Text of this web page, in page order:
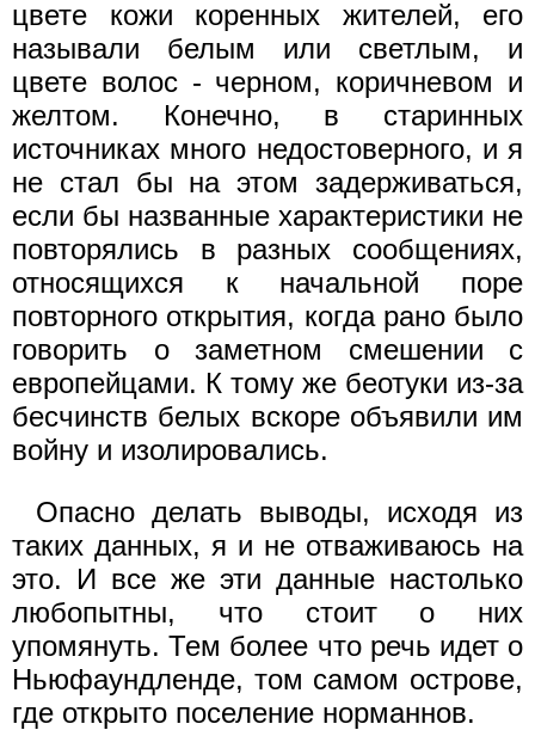
цвете кожи коренных жителей, его
называли белым или светлым, и
цвете волос - черном, коричневом и
желтом. Конечно, в старинных
источниках много недостоверного, и я
не стал бы на этом задерживаться,
если бы названные характеристики не
повторялись в разных сообщениях,
относящихся к начальной поре
повторного открытия, когда рано было
говорить о заметном смешении с
европейцами. К тому же беотуки из-за
бесчинств белых вскоре объявили им
войну и изолировались.
Опасно делать выводы, исходя из
таких данных, я и не отваживаюсь на
это. И все же эти данные настолько
любопытны, что стоит о них
упомянуть. Тем более что речь идет о
Ньюфаундленде, том самом острове,
где открыто поселение норманнов.